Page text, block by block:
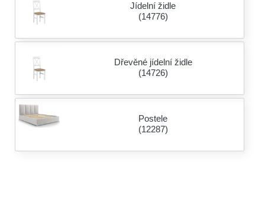
Jídelní židle
(14776)
Dřevěné jídelní židle
(14726)
Postele
(12287)